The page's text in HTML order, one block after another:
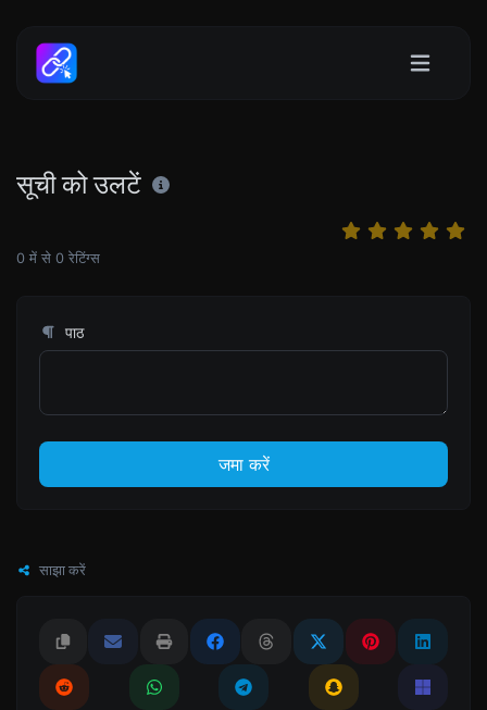
सूची को उलटें
0 में से 0 रेटिंग्स
पाठ
जमा करें
साझा करें